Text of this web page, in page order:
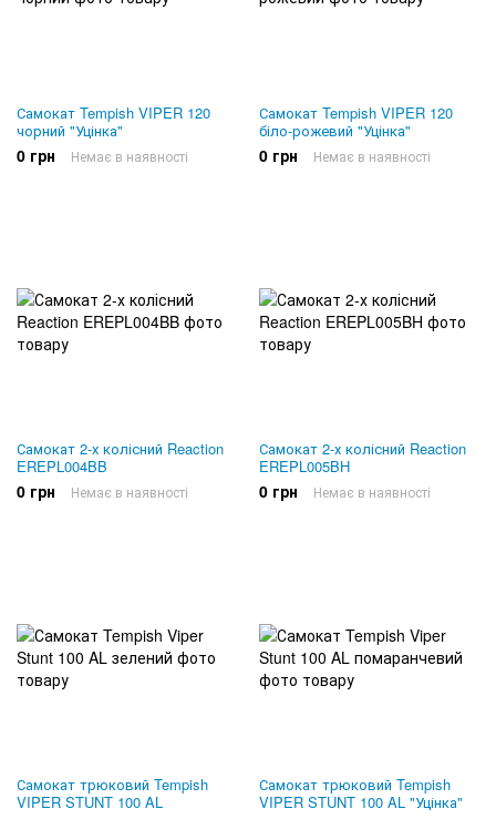
Самокат Tempish VIPER 120
чорний "Уцінка"
0 грн Немає в наявності
Самокат Tempish VIPER 120
біло-рожевий "Уцінка"
0 грн Немає в наявності
Самокат 2-х колісний Reaction
EREPL004BB
0 грн Немає в наявності
Самокат 2-х колісний Reaction
EREPL005BH
0 грн Немає в наявності
Самокат трюковий Tempish
VIPER STUNT 100 AL
Самокат трюковий Tempish
VIPER STUNT 100 AL "Уцінка"